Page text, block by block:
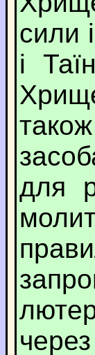
сили
і
для